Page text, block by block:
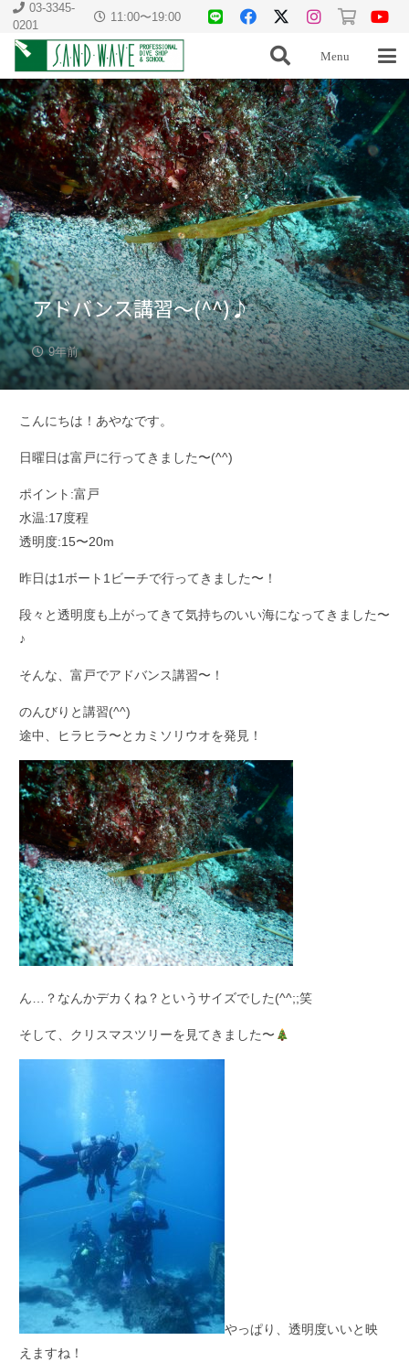
03-3345-
0201
11:00〜19:00
Menu
アドバンス講習〜(^^)♪
9年前
こんにちは！あやなです。
日曜日は富戸に行ってきました〜(^^)
ポイント:富戸
水温:17度程
透明度:15〜20m
昨日は1ボート1ビーチで行ってきました〜！
段々と透明度も上がってきて気持ちのいい海になってきました〜
♪
そんな、富戸でアドバンス講習〜！
のんびりと講習(^^)
途中、ヒラヒラ〜とカミソリウオを発見！
ん…？なんかデカくね？というサイズでした(^^;;笑
そして、クリスマスツリーを見てきました〜
やっぱり、透明度いいと映
えますね！